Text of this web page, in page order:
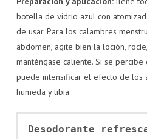
botella de vidrio azul con
de usar. Para los calambres
abdomen, agite bien la loción,
manténgase caliente. Si se
puede intensificar el efecto de los
humeda y tibia.
Desodorante